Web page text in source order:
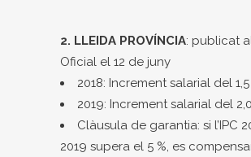
2. LLEIDA PROVÍNCIA: publicat
Oficial el 12 de juny
2018: Increment salarial del 1,5
2019: Increment salarial del
Clàusula de garantia: si l’IPC
2019 supera el 5 %, es